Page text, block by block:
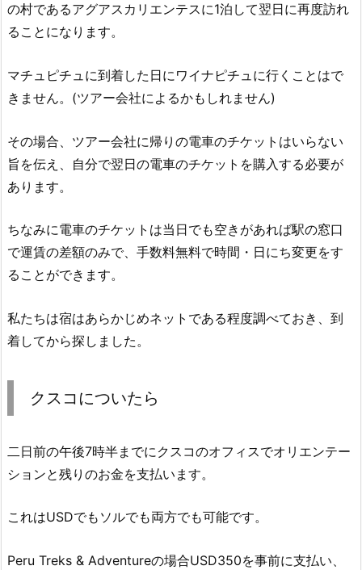
の村であるアグアスカリエンテスに1泊して翌日に再度訪れ
ることになります。
マチュピチュに到着した日にワイナピチュに行くことはで
きません。(ツアー会社によるかもしれません)
その場合、ツアー会社に帰りの電車のチケットはいらない
旨を伝え、自分で翌日の電車のチケットを購入する必要が
あります。
ちなみに電車のチケットは当日でも空きがあれば駅の窓口
で運賃の差額のみで、手数料無料で時間・日にち変更をす
ることができます。
私たちは宿はあらかじめネットである程度調べておき、到
着してから探しました。
クスコについたら
二日前の午後7時半までにクスコのオフィスでオリエンテー
ションと残りのお金を支払います。
これはUSDでもソルでも両方でも可能です。
Peru Treks & Adventureの場合USD350を事前に支払い、